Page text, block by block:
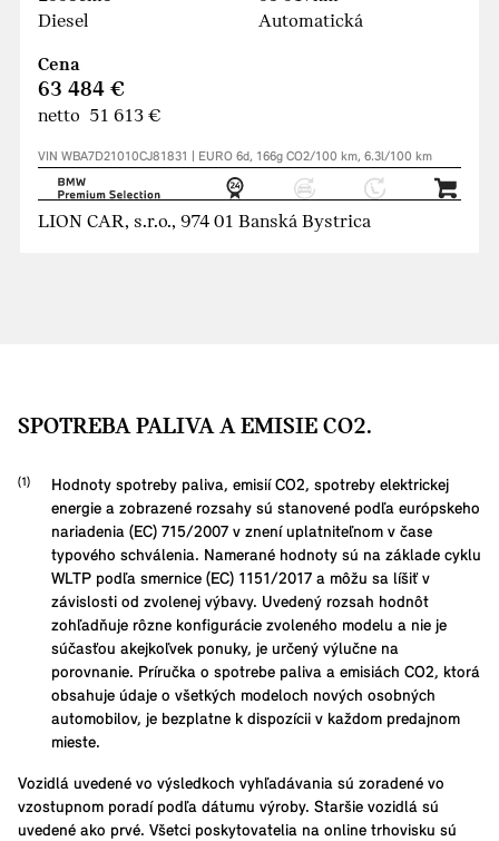
Diesel
Automatická
Cena
63 484 €
netto 51 613 €
VIN WBA7D21010CJ81831 | EURO 6d, 166g CO2/100 km, 6.3l/100 km
LION CAR, s.r.o., 974 01 Banská Bystrica
SPOTREBA PALIVA A EMISIE CO2.
Hodnoty spotreby paliva, emisií CO2, spotreby elektrickej
energie a zobrazené rozsahy sú stanovené podľa európskeho
nariadenia (EC) 715/2007 v znení uplatniteľnom v čase
typového schválenia. Namerané hodnoty sú na základe cyklu
WLTP podľa smernice (EC) 1151/2017 a môžu sa líšiť v
závislosti od zvolenej výbavy. Uvedený rozsah hodnôt
zohľadňuje rôzne konfigurácie zvoleného modelu a nie je
súčasťou akejkoľvek ponuky, je určený výlučne na
porovnanie. Príručka o spotrebe paliva a emisiách CO2, ktorá
obsahuje údaje o všetkých modeloch nových osobných
automobilov, je bezplatne k dispozícii v každom predajnom
mieste.
Vozidlá uvedené vo výsledkoch vyhľadávania sú zoradené vo
vzostupnom poradí podľa dátumu výroby. Staršie vozidlá sú
uvedené ako prvé. Všetci poskytovatelia na online trhovisku sú